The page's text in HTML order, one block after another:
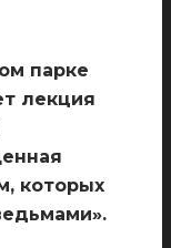
парке
лекция
которых